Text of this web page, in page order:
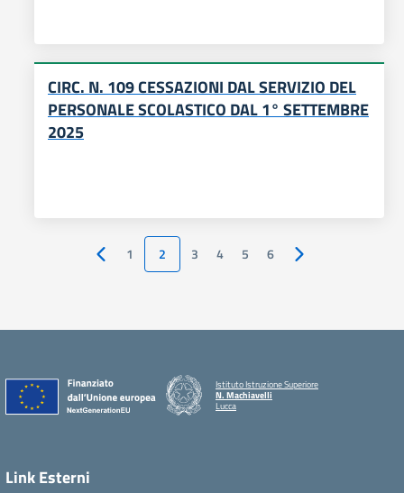
CIRC. N. 109 CESSAZIONI DAL SERVIZIO DEL
PERSONALE SCOLASTICO DAL 1° SETTEMBRE
2025
Pagina precedente
1 2 3 4 5 6 Pagina successiva
Istituto Istruzione Superiore
N. Machiavelli
Lucca
Link Esterni